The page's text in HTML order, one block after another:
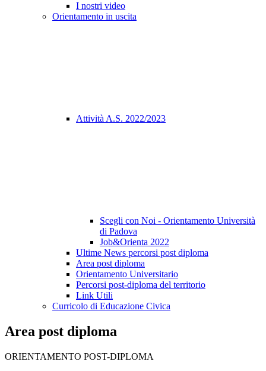
I nostri video
Orientamento in uscita
Attività A.S. 2022/2023
Scegli con Noi - Orientamento Università
di Padova
Job&Orienta 2022
Ultime News percorsi post diploma
Area post diploma
Orientamento Universitario
Percorsi post-diploma del territorio
Link Utili
Curricolo di Educazione Civica
Area post diploma
ORIENTAMENTO POST-DIPLOMA